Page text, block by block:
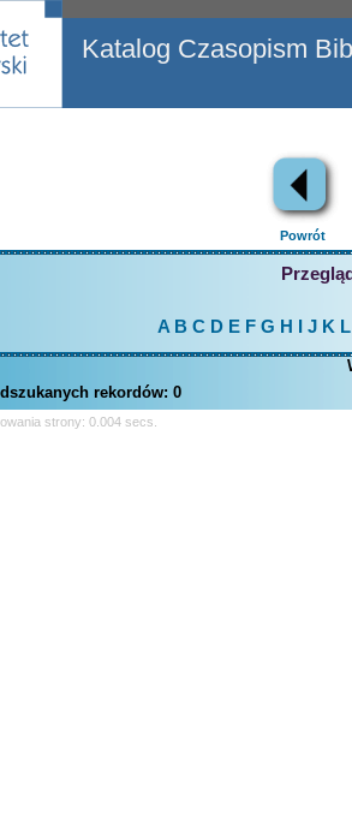
Katalog Czasopism
Powrót
A B C D EFG H J K L
rekordów: 0
strony: 0.004 secs.